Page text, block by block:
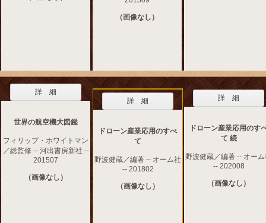
（画像なし）
詳 細
世界の航空機大図鑑
フィリップ・ホワイトマン
／総監修 -- 河出書房新社 --
201507
（画像なし）
詳 細
ドローン産業応用のすべ
て
野波健蔵／編著 -- オーム社
-- 201802
（画像なし）
詳 細
ドローン産業応用のす
て 続
野波健蔵／編著 -- オー
-- 202008
（画像なし）